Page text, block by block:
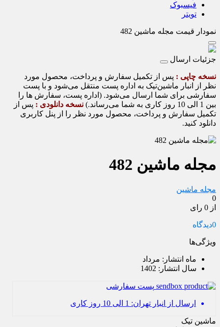
فیسبوک
تویتر
نمودار قیمت مجله ماشین 482
جزئیات ارسال
نسخه چاپی : پس از تکمیل سفارش و پرداخت، محصول مورد
نظر از انبار ماشین‌تیک به اداره پست منتقل می‌شود و با پست
سفارشی برای شما ارسال می‌شود. (اداره پست، سفارش ها را
بین 1 الی 10 روز کاری به شما می‌رساند.)
نسخه دانلودی : پس از
تکمیل سفارش و پرداخت، محصول مورد نظر را از پنل کاربری
دانلود کنید.
مجله ماشین 482
مجله ماشین
0
از 0 رای
0دیدگاه
ویژگی‌ها
ماه انتشار: مرداد
سال انتشار: 1402
پست سفارشی
ارسال از انبار تهران: 1 الی 10 روز کاری
ماشین تیک